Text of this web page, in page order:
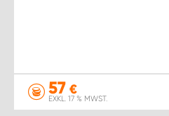
57 €
EXKL. 17 % MWST.